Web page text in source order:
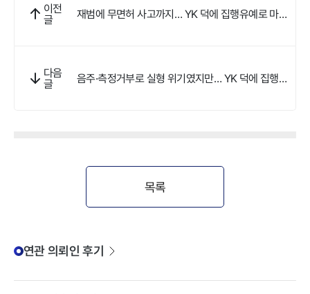
이전
글
재범에 무면허 사고까지… YK 덕에 집행유예로 마무
다음
글
음주·측정거부로 실형 위기였지만… YK 덕에 집행유
목록
연관 의뢰인 후기